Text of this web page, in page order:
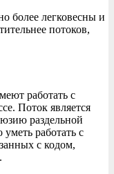
более легковесны и
потоков,
работать с
Поток является
раздельной
работать с
с кодом,